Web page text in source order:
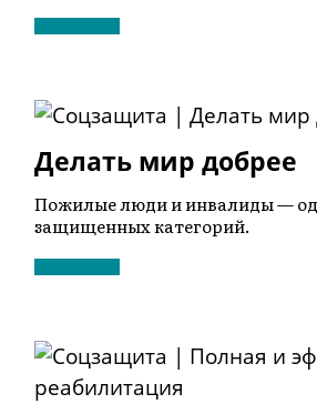
Делать мир добрее
Пожилые люди и инвалиды —
защищенных категорий.